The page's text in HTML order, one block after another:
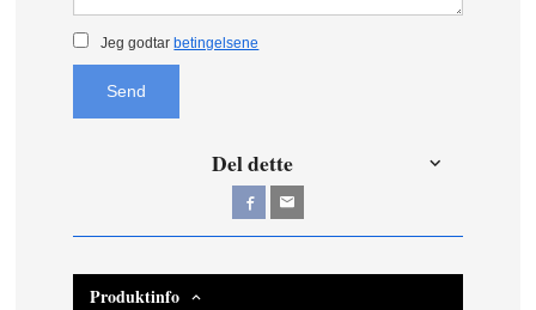
Jeg godtar betingelsene
Send
Del dette
Produktinfo